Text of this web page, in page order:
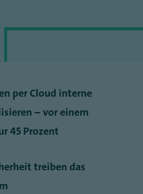
per Cloud interne
– vor einem
45 Prozent
treiben das